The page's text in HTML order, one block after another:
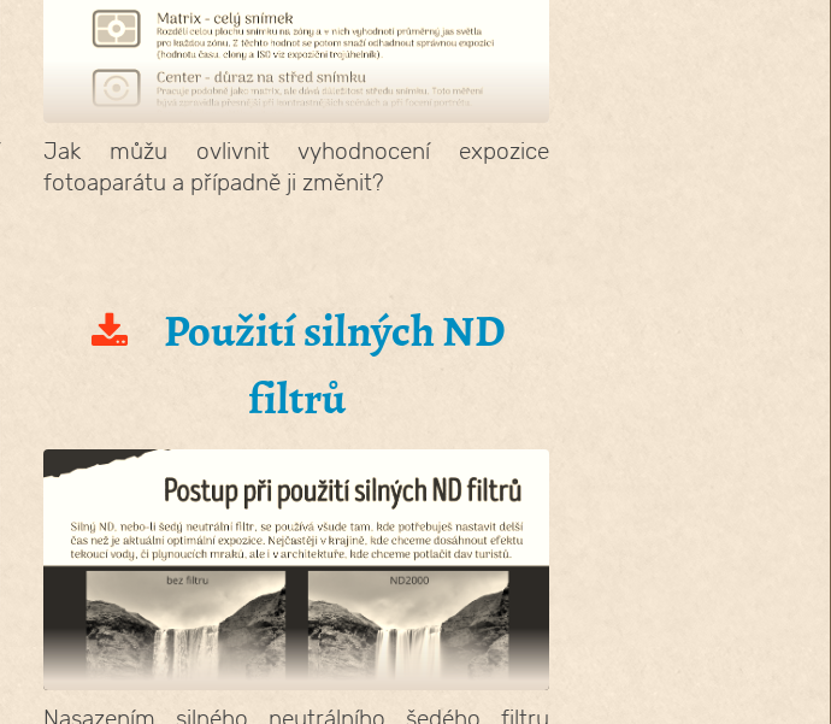
Jak můžu ovlivnit vyhodnocení expozice
fotoaparátu a případně ji změnit?
Použití silných ND
filtrů